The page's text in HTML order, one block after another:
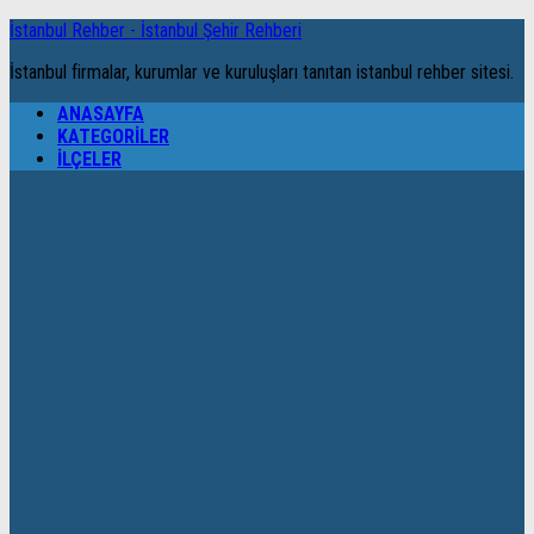
İstanbul Rehber - İstanbul Şehir Rehberi
İstanbul firmalar, kurumlar ve kuruluşları tanıtan istanbul rehber sitesi.
ANASAYFA
KATEGORILER
İLÇELER